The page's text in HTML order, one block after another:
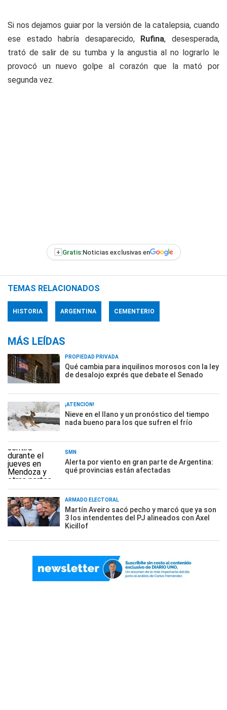
Si nos dejamos guiar por la versión de la catalepsia, cuando
ese estado habría desaparecido, Rufina, desesperada,
trató de salir de su tumba y la angustia al no lograrlo le
provocó un nuevo golpe al corazón que la mató por
segunda vez.
+ Gratis:Noticias exclusivas en
TEMAS RELACIONADOS
HISTORIA ARGENTINA CEMENTERIO
MÁS LEÍDAS
PROPIEDAD PRIVADA
Qué cambia para inquilinos morosos con la ley
de desalojo exprés que debate el Senado
¡ATENCIÓN!
Nieve en el llano y un pronóstico del tiempo
nada bueno para los que sufren el frío
SMN
Alerta por viento en gran parte de Argentina:
qué provincias están afectadas
ARMADO ELECTORAL
Martín Aveiro sacó pecho y marcó que ya son
3 los intendentes del PJ alineados con Axel
Kicillof